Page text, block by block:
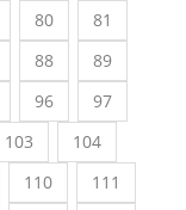
80
81
88
89
96
97
103
104
110
111